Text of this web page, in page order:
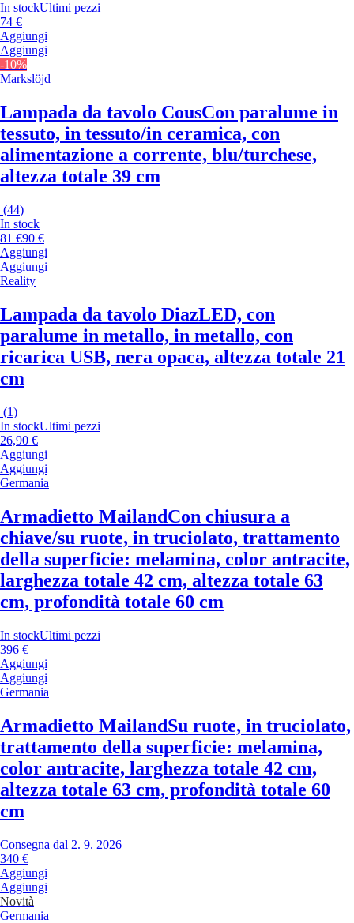
In stockUltimi pezzi
74 €
Aggiungi
Aggiungi
-10%
Markslöjd
Lampada da tavolo CousCon paralume in
tessuto, in tessuto/in ceramica, con
alimentazione a corrente, blu/turchese,
altezza totale 39 cm
(44)
In stock
81 €90 €
Aggiungi
Aggiungi
Reality
Lampada da tavolo DiazLED, con
paralume in metallo, in metallo, con
ricarica USB, nera opaca, altezza totale 21
cm
(1)
In stockUltimi pezzi
26,90 €
Aggiungi
Aggiungi
Germania
Armadietto MailandCon chiusura a
chiave/su ruote, in truciolato, trattamento
della superficie: melamina, color antracite,
larghezza totale 42 cm, altezza totale 63
cm, profondità totale 60 cm
In stockUltimi pezzi
396 €
Aggiungi
Aggiungi
Germania
Armadietto MailandSu ruote, in truciolato,
trattamento della superficie: melamina,
color antracite, larghezza totale 42 cm,
altezza totale 63 cm, profondità totale 60
cm
Consegna dal 2. 9. 2026
340 €
Aggiungi
Aggiungi
Novità
Germania